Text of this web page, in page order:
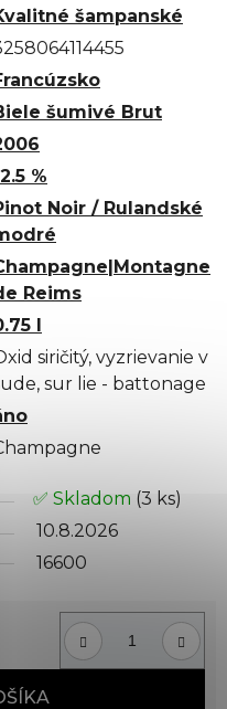
šampanské
šumivé Brut
%
Noir / Rulandské
Reims
l
siričitý, vyzrievanie v
sur lie - battonage
✅ Skladom (3 ks)
10.8.2026
16600